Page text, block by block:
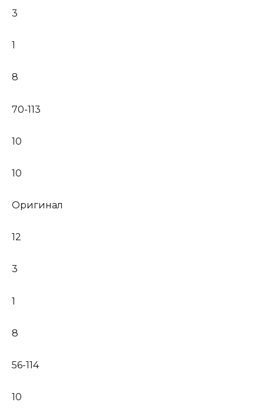
3
1
8
70-113
10
10
Оригинал
12
3
1
8
56-114
10